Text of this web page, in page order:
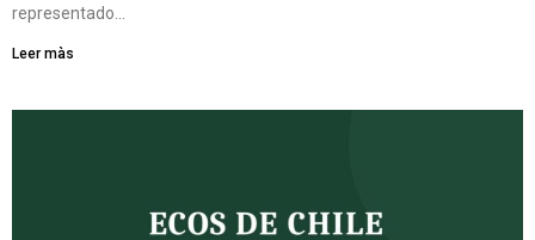
representado…
Leer màs